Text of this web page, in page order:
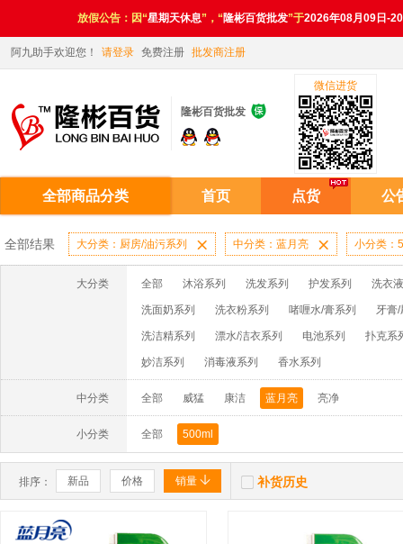
放假公告：因“星期天休息”，“隆彬百货批发”于2026年08月09日-
阿九助手欢迎您！ 请登录 免费注册 批发商注册
隆彬百货批发 
微信进货
全部商品分类 首页 点货 公
全部结果 大分类：厨房/油污系列  中分类：蓝月亮  小分类：
大分类 全部 沐浴系列 洗发系列 护发系列 洗衣
洗面奶系列 洗衣粉系列 啫喱水/膏系列 牙膏
洗洁精系列 漂水/洁衣系列 电池系列 扑克系
妙洁系列 消毒液系列 香水系列
中分类 全部 威猛 康洁 蓝月亮 亮净
小分类 全部 500ml
排序： 新品 价格 销量   补货历史